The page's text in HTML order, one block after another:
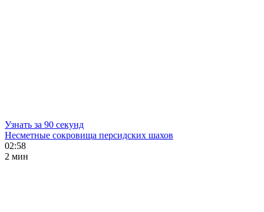
Узнать за 90 секунд
Несметные сокровища персидских шахов
02:58
2 мин